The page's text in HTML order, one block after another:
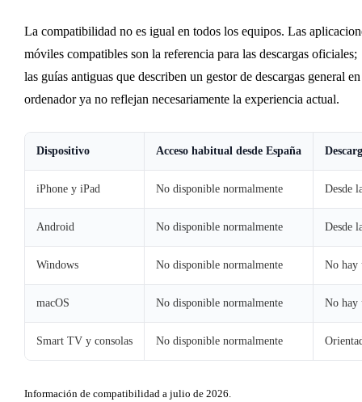
La compatibilidad no es igual en todos los equipos. Las
móviles compatibles son la referencia para las descargas oficiales;
las guías antiguas que describen un gestor de descargas general en
ordenador ya no reflejan necesariamente la experiencia actual.
Dispositivo Acceso habitual desde España
iPhone y iPad No disponible normalmente Desde
Android No disponible normalmente Desde
Windows No disponible normalmente No hay
macOS No disponible normalmente No hay
Smart TV y consolas No disponible normalmente
Información de compatibilidad a julio de 2026.